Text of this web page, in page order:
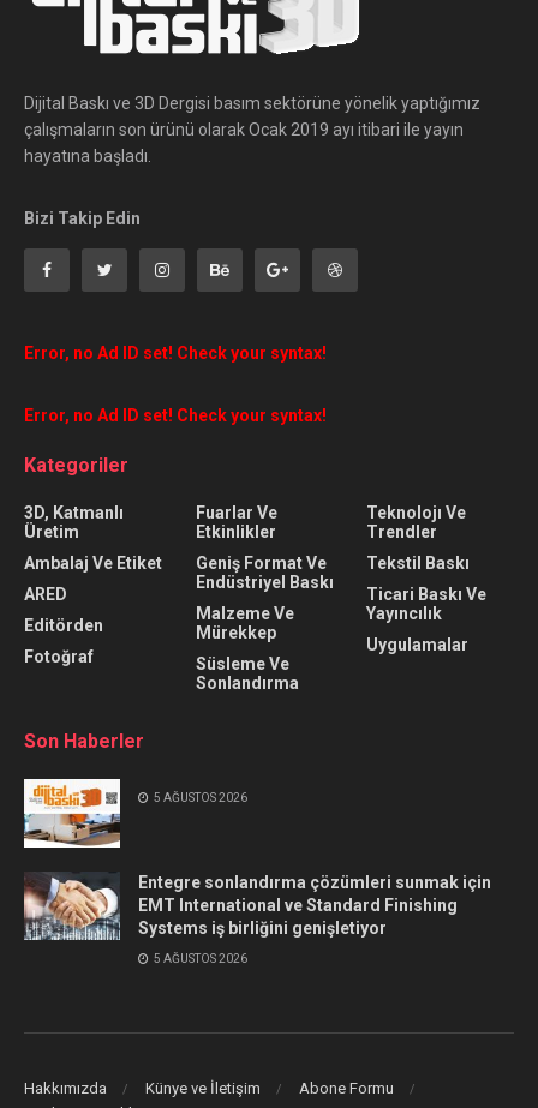
Dijital Baskı ve 3D Dergisi basım sektörüne yönelik yaptığımız
çalışmaların son ürünü olarak Ocak 2019 ayı itibari ile yayın
hayatına başladı.
Bizi Takip Edin
Error, no Ad ID set! Check your syntax!
Error, no Ad ID set! Check your syntax!
Kategoriler
3D, Katmanlı
Üretim
Ambalaj Ve Etiket
ARED
Editörden
Fotoğraf
Fuarlar Ve
Etkinlikler
Geniş Format Ve
Endüstriyel Baskı
Malzeme Ve
Mürekkep
Süsleme Ve
Sonlandırma
Teknolojı Ve
Trendler
Tekstil Baskı
Ticari Baskı Ve
Yayıncılık
Uygulamalar
Son Haberler
5 AĞUSTOS 2026
Entegre sonlandırma çözümleri sunmak için
EMT International ve Standard Finishing
Systems iş birliğini genişletiyor
5 AĞUSTOS 2026
Hakkımızda Künye ve İletişim
Abone Formu